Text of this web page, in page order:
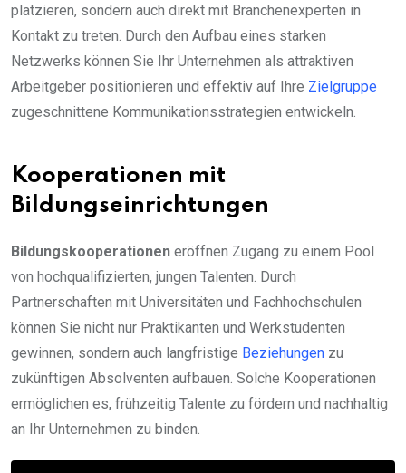
platzieren, sondern auch direkt mit Branchenexperten in
Kontakt zu treten. Durch den Aufbau eines starken
Netzwerks können Sie Ihr Unternehmen als attraktiven
Arbeitgeber positionieren und effektiv auf Ihre Zielgruppe
zugeschnittene Kommunikationsstrategien entwickeln.
Kooperationen mit
Bildungseinrichtungen
Bildungskooperationen eröffnen Zugang zu einem Pool
von hochqualifizierten, jungen Talenten. Durch
Partnerschaften mit Universitäten und Fachhochschulen
können Sie nicht nur Praktikanten und Werkstudenten
gewinnen, sondern auch langfristige Beziehungen zu
zukünftigen Absolventen aufbauen. Solche Kooperationen
ermöglichen es, frühzeitig Talente zu fördern und nachhaltig
an Ihr Unternehmen zu binden.